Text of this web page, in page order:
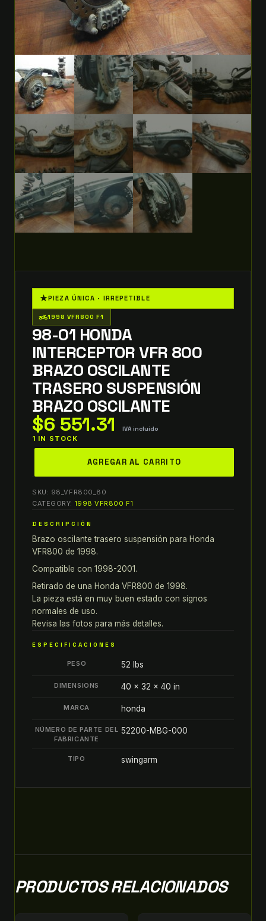
★PIEZA ÚNICA · IRREPETIBLE
two_wheeler1998 VFR800 F1
98-01 HONDA
INTERCEPTOR VFR 800
BRAZO OSCILANTE
TRASERO SUSPENSIÓN
BRAZO OSCILANTE
$6 551.31 IVA incluido
1 IN STOCK
interceptor
800
BRAZO
OSCILANTE
TRASERO
SUSPENSIÓN
BRAZO
OSCILANTE
quantity
AGREGAR AL CARRITO
SKU: 98_VFR800_80
CATEGORY: 1998 VFR800 F1
DESCRIPCIÓN
Brazo oscilante trasero suspensión para Honda
VFR800 de 1998.
Compatible con 1998-2001.
Retirado de una Honda VFR800 de 1998.
La pieza está en muy buen estado con signos
normales de uso.
Revisa las fotos para más detalles.
ESPECIFICACIONES
PESO 52 lbs
DIMENSIONS 40 × 32 × 40 in
MARCA honda
NÚMERO DE PARTE DEL
FABRICANTE
52200-MBG-000
TIPO swingarm
PRODUCTOS RELACIONADOS